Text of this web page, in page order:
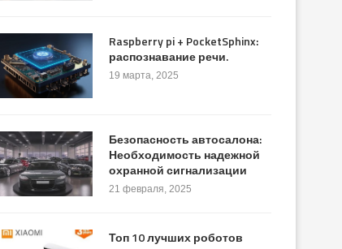
Raspberry pi + PocketSphinx:
распознавание речи.
19 марта, 2025
Безопасность автосалона:
Необходимость надежной
охранной сигнализации
21 февраля, 2025
Топ 10 лучших роботов